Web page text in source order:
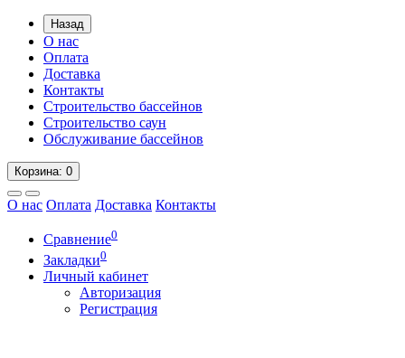
Назад
О нас
Оплата
Доставка
Контакты
Строительство бассейнов
Строительство саун
Обслуживание бассейнов
Корзина: 0
О нас Оплата Доставка Контакты
Сравнение0
Закладки0
Личный кабинет
Авторизация
Регистрация